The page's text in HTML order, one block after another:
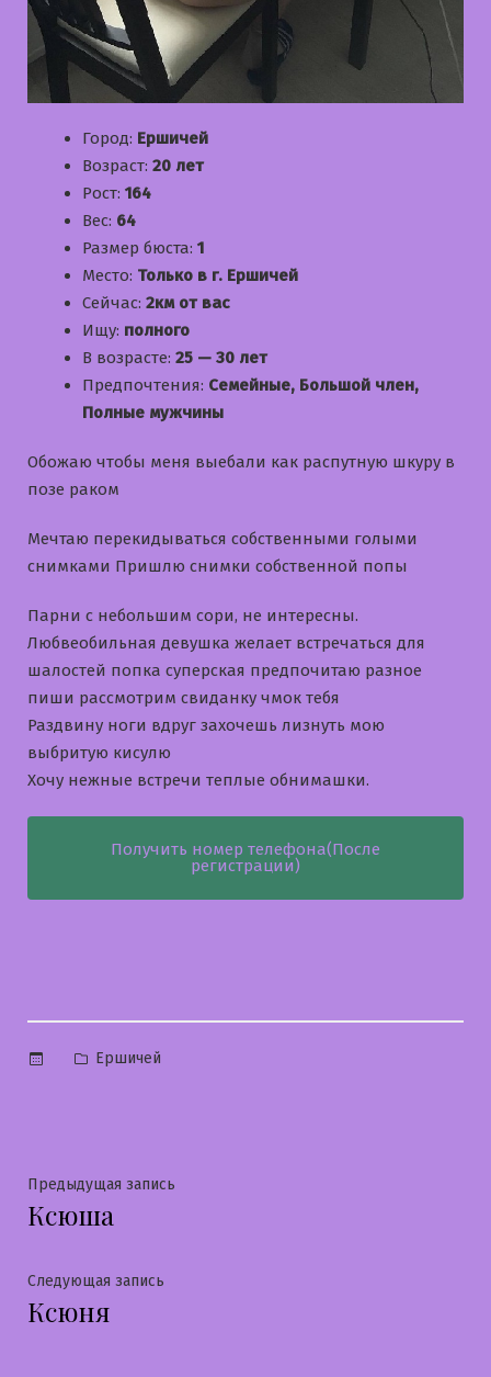
Город: Ершичей
Возраст: 20 лет
Рост: 164
Вес: 64
Размер бюста: 1
Место: Только в г. Ершичей
Сейчас: 2км от вас
Ищу: полного
В возрасте: 25 — 30 лет
Предпочтения: Семейные, Большой член,
Полные мужчины
Обожаю чтобы меня выебали как распутную шкуру в
позе раком
Мечтаю перекидываться собственными голыми
снимками Пришлю снимки собственной попы
Парни с небольшим сори, не интересны.
Любвеобильная девушка желает встречаться для
шалостей попка суперская предпочитаю разное
пиши рассмотрим свиданку чмок тебя
Раздвину ноги вдруг захочешь лизнуть мою
выбритую кисулю
Хочу нежные встречи теплые обнимашки.
Получить номер телефона(После
регистрации)
Опубликовано
Ершичей
Навигация
по
записям
Предыдущая запись
Ксюша
Следующая запись
Ксюня